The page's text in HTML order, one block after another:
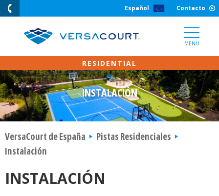
Skip
Content
Español Contacto
MENU
INSTALACIÓN
VersaCourt de España
Pistas Residenciales
Instalación
INSTALACIÓN